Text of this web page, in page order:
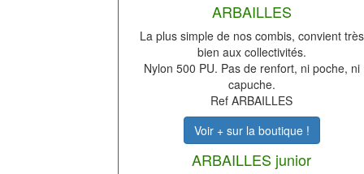
ARBAILLES
La plus simple de nos combis, convient très
bien aux collectivités.
Nylon 500 PU. Pas de renfort, ni poche, ni
capuche.
Ref ARBAILLES
Voir + sur la boutique !
ARBAILLES junior